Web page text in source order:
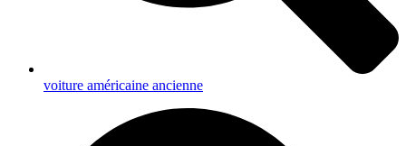
voiture américaine ancienne